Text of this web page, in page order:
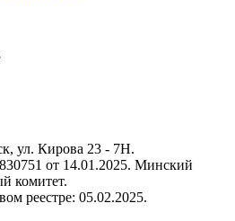
ул. Кирова 23 - 7Н.
от 14.01.2025. Минский
комитет.
реестре: 05.02.2025.